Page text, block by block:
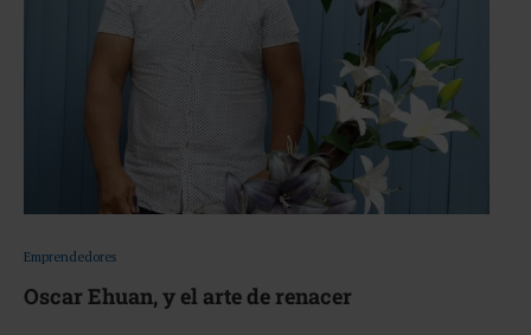
Emprendedores
Oscar Ehuan, y el arte de renacer